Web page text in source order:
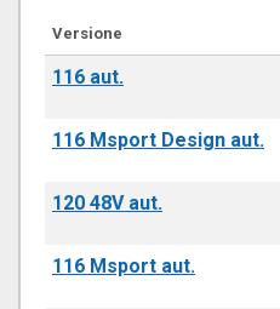
Versione
116 aut.
116 Msport Design aut.
120 48V aut.
116 Msport aut.